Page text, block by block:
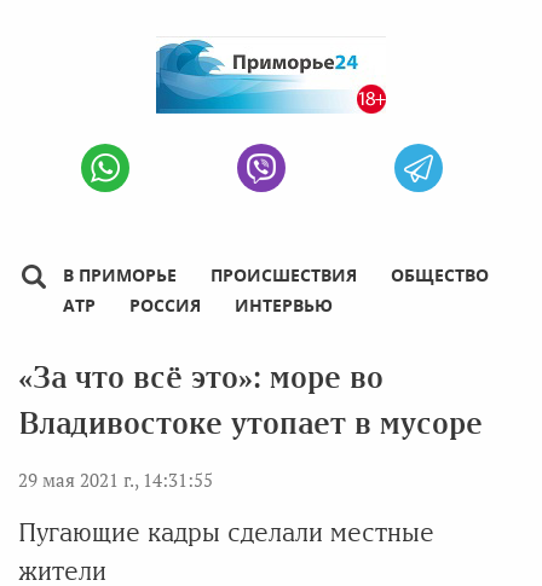
В ПРИМОРЬЕ ПРОИСШЕСТВИЯ
ОБЩЕСТВО
АТР
РОССИЯ ИНТЕРВЬЮ
«За что всё это»: море во
Владивостоке утопает в мусоре
29 мая 2021 г., 14:31:55
Пугающие кадры сделали местные
жители